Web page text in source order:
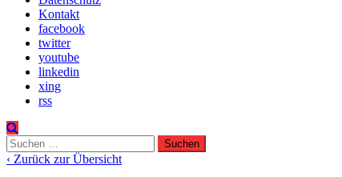
Kontakt
facebook
twitter
youtube
linkedin
xing
rss
Suchen
nach:
‹ Zurück zur Übersicht